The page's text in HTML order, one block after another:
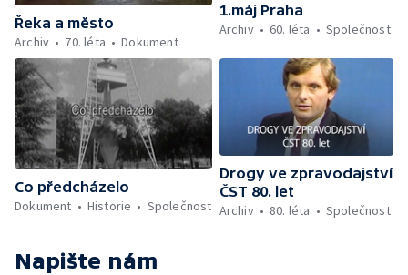
Řeka a město
Archiv
70. léta Dokument
1.máj Praha
Archiv
60. léta Společnost
Co předcházelo
Dokument
Historie Společnost
Drogy ve zpravodajství
ČST 80. let
Archiv
80. léta Společnost
Napište nám